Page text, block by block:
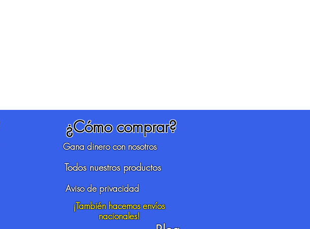
¿Cómo comprar?
¡También hacemos envíos
nacionales!
Gana dinero con nosotros
Todos nuestros productos
Aviso de privacidad